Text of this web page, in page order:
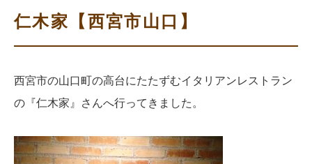
診療時間
患者さまの声
仁木家【西宮市山口】
西宮市の山口町の高台にたたずむイタリアンレストラン
の『仁木家』さんへ行ってきました。